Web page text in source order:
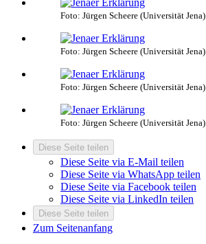
Foto: Jürgen Scheere (Universität Jena)
Foto: Jürgen Scheere (Universität Jena)
Foto: Jürgen Scheere (Universität Jena)
Foto: Jürgen Scheere (Universität Jena)
Diese Seite teilen
Diese Seite via E-Mail teilen
Diese Seite via WhatsApp teilen
Diese Seite via Facebook teilen
Diese Seite via LinkedIn teilen
Diese Seite teilen
Zum Seitenanfang